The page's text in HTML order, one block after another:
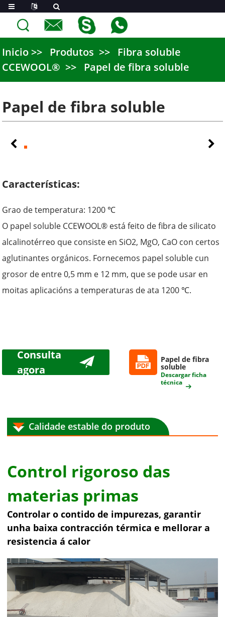
Inicio Produtos
Fibra soluble
CCEWOOL®
Papel de fibra soluble
Papel de fibra soluble
Características:
Grao de temperatura: 1200 ℃
O papel soluble CCEWOOL® está feito de fibra de silicato
alcalinotérreo que consiste en SiO2, MgO, CaO con certos
aglutinantes orgánicos. Fornecemos papel soluble cun
grosor de entre 0,5 mm e 12 mm, que se pode usar en
moitas aplicacións a temperaturas de ata 1200 ℃.
Consulta
agora
Papel de fibra
soluble
Descargar ficha
técnica
Calidade estable do produto
Control rigoroso das
materias primas
Controlar o contido de impurezas, garantir
unha baixa contracción térmica e mellorar a
resistencia á calor